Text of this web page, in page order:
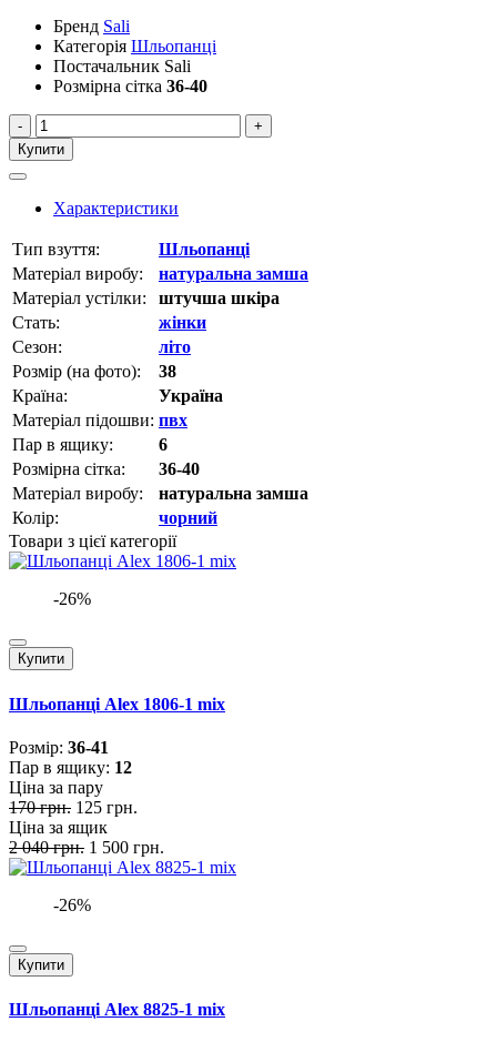
Бренд Sali
Категорія Шльопанці
Постачальник Sali
Розмірна сітка 36-40
-
+
Купити
Характеристики
Тип взуття:
Шльопанці
Матеріал виробу:
натуральна замша
Матеріал устілки:
штучша шкіра
Стать:
жінки
Сезон:
літо
Розмір (на фото):
38
Країна:
Україна
Матеріал підошви: пвх
Пар в ящику:
6
Розмірна сітка:
36-40
Матеріал виробу:
натуральна замша
Колір:
чорний
Товари з цієї категорії
-26%
Купити
Шльопанці Alex 1806-1 mix
Розмiр: 36-41
Пар в ящику: 12
Ціна за пару
170 грн. 125 грн.
Ціна за ящик
2 040 грн. 1 500 грн.
-26%
Купити
Шльопанці Alex 8825-1 mix